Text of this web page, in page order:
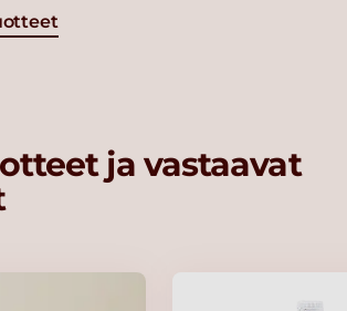
ja vastaavat